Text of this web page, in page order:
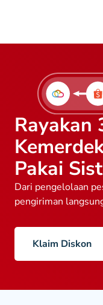
Rayakan
Pakai
Dari pengelolaan
pengiriman
Klaim Diskon